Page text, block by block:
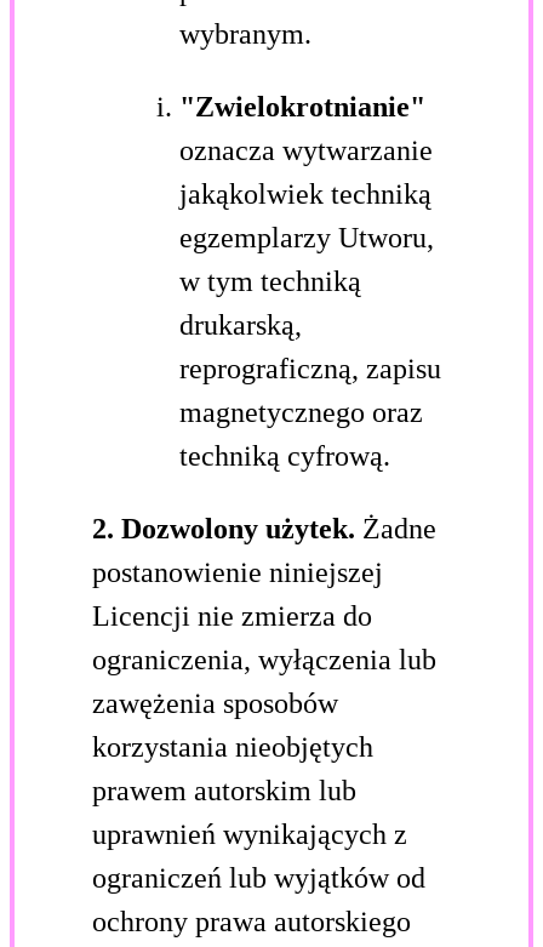
wybranym.
"Zwielokrotnianie"
oznacza wytwarzanie
jakąkolwiek techniką
egzemplarzy Utworu,
w tym techniką
drukarską,
reprograficzną, zapisu
magnetycznego oraz
techniką cyfrową.
2. Dozwolony użytek. Żadne
postanowienie niniejszej
Licencji nie zmierza do
ograniczenia, wyłączenia lub
zawężenia sposobów
korzystania nieobjętych
prawem autorskim lub
uprawnień wynikających z
ograniczeń lub wyjątków od
ochrony prawa autorskiego